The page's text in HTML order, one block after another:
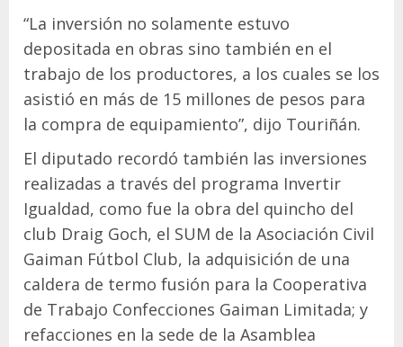
“La inversión no solamente estuvo
depositada en obras sino también en el
trabajo de los productores, a los cuales se los
asistió en más de 15 millones de pesos para
la compra de equipamiento”, dijo Touriñán.
El diputado recordó también las inversiones
realizadas a través del programa Invertir
Igualdad, como fue la obra del quincho del
club Draig Goch, el SUM de la Asociación Civil
Gaiman Fútbol Club, la adquisición de una
caldera de termo fusión para la Cooperativa
de Trabajo Confecciones Gaiman Limitada; y
refacciones en la sede de la Asamblea